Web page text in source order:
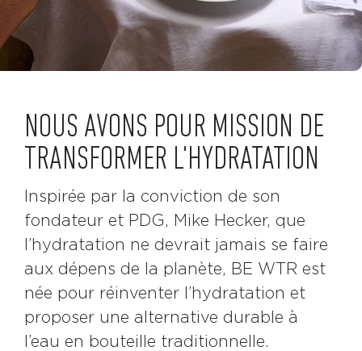
NOUS AVONS POUR MISSION DE
TRANSFORMER L'HYDRATATION
Inspirée par la conviction de son
fondateur et PDG, Mike Hecker, que
l’hydratation ne devrait jamais se faire
aux dépens de la planète, BE WTR est
née pour réinventer l’hydratation et
proposer une alternative durable à
l’eau en bouteille traditionnelle.